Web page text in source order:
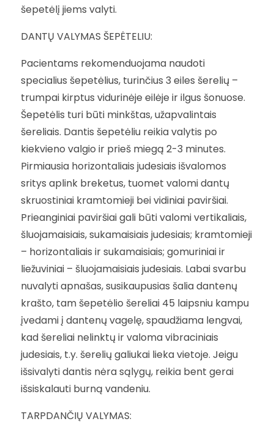
šepetėlį jiems valyti.
DANTŲ VALYMAS ŠEPĖTELIU:
Pacientams rekomenduojama naudoti
specialius šepetėlius, turinčius 3 eiles šerelių –
trumpai kirptus vidurinėje eilėje ir ilgus šonuose.
Šepetėlis turi būti minkštas, užapvalintais
šereliais. Dantis šepetėliu reikia valytis po
kiekvieno valgio ir prieš miegą 2-3 minutes.
Pirmiausia horizontaliais judesiais išvalomos
sritys aplink breketus, tuomet valomi dantų
skruostiniai kramtomieji bei vidiniai paviršiai.
Prieanginiai paviršiai gali būti valomi vertikaliais,
šluojamaisiais, sukamaisiais judesiais; kramtomieji
– horizontaliais ir sukamaisiais; gomuriniai ir
liežuviniai – šluojamaisiais judesiais. Labai svarbu
nuvalyti apnašas, susikaupusias šalia dantenų
krašto, tam šepetėlio šereliai 45 laipsniu kampu
įvedami į dantenų vagelę, spaudžiama lengvai,
kad šereliai nelinktų ir valoma vibraciniais
judesiais, t.y. šerelių galiukai lieka vietoje. Jeigu
išsivalyti dantis nėra sąlygų, reikia bent gerai
išsiskalauti burną vandeniu.
TARPDANČIŲ VALYMAS: